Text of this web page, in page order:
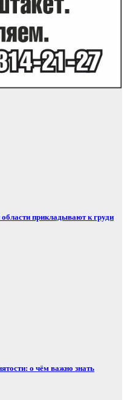
прикладывают к груди
о чём важно знать